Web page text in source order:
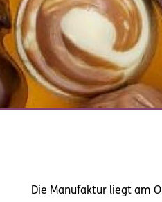
Die Manufaktur liegt am